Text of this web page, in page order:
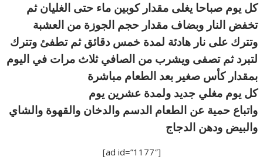
كل يوم صباحا يغلى مقدار كوبين ماء حتى الغليان ثم
تخفض النار وبضاف مقدار حجم الجوزة من العشبة
وتترك على نار هادئة لمدة خمس دقائق ثم تطفئ وتترك
لتبرد ثم تصفى ويشرب من الصافي ثلاث مرات في اليوم
بمقدار كأس صغير بعد الطعام مباشرة
كل يوم مغلي جديد ولمدة عشرين يوم
واتباع حمية عن الطعام الدسم والدخان والقهوة والشاي
والبيض ودهن الدجاج
[ad id=”1177″]